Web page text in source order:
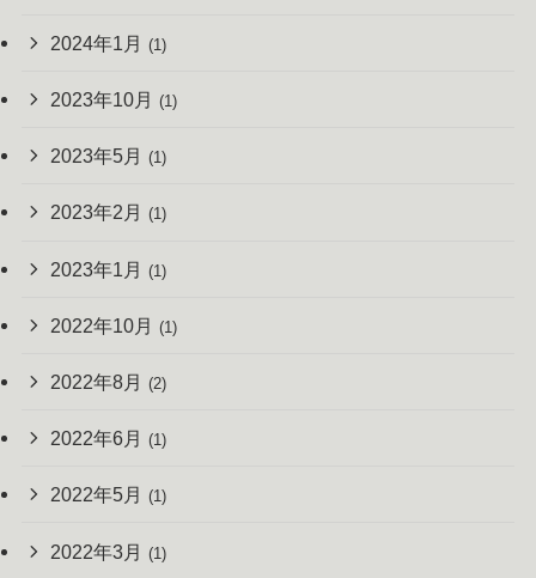
2024年1月 (1)
2023年10月 (1)
2023年5月 (1)
2023年2月 (1)
2023年1月 (1)
2022年10月 (1)
2022年8月 (2)
2022年6月 (1)
2022年5月 (1)
2022年3月 (1)